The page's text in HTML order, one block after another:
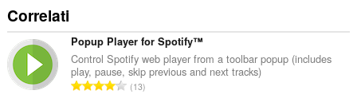
Correlati
Popup Player for Spotify™
Control Spotify web player from a toolbar popup (includes
play, pause, skip previous and next tracks)
N13